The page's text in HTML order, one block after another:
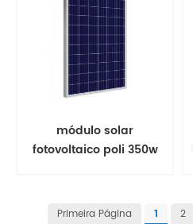
módulo solar
fotovoltaico poli 350w
Primeira Página 1 2